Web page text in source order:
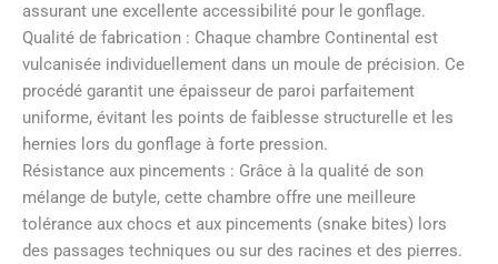
assurant une excellente accessibilité pour le gonflage.
Qualité de fabrication : Chaque chambre Continental est
vulcanisée individuellement dans un moule de précision. Ce
procédé garantit une épaisseur de paroi parfaitement
uniforme, évitant les points de faiblesse structurelle et les
hernies lors du gonflage à forte pression.
Résistance aux pincements : Grâce à la qualité de son
mélange de butyle, cette chambre offre une meilleure
tolérance aux chocs et aux pincements (snake bites) lors
des passages techniques ou sur des racines et des pierres.